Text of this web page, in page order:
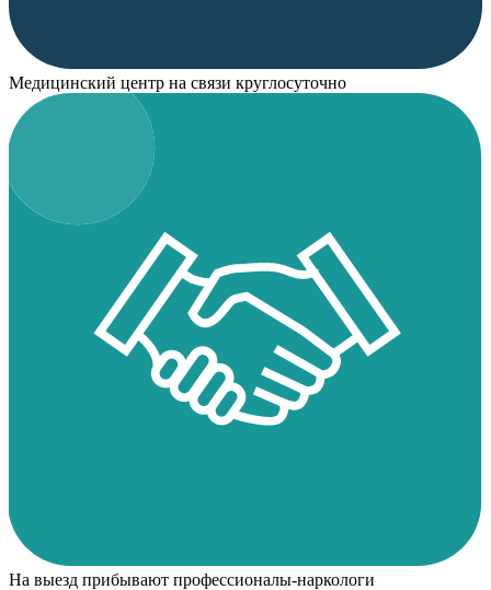
Медицинский центр на связи круглосуточно
На выезд прибывают профессионалы-наркологи